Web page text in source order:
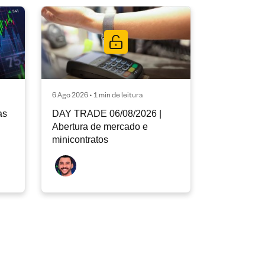
6 Ago 2026 • 1 min de leitura
DAY TRADE 06/08/2026 |
Abertura de mercado e
minicontratos